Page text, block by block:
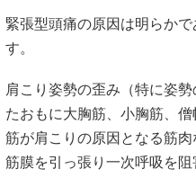
緊張型頭痛の原因は明らかで
す。
肩こり姿勢の歪み（特に姿
たおもに大胸筋、小胸筋、
筋が肩こりの原因となる筋
筋膜を引っ張り一次呼吸を